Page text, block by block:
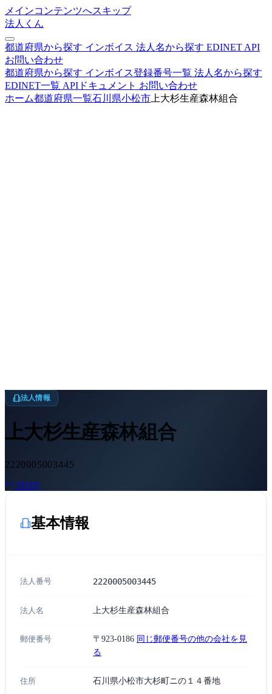
メインコンテンツへスキップ
法人くん
都道府県から探す インボイス 法人名から探す EDINET API
お問い合わせ
都道府県から探す インボイス登録番号一覧 法人名から探す
EDINET一覧 APIドキュメント お問い合わせ
ホーム都道府県一覧石川県小松市 上大杉生産森林組合
法人情報
上大杉生産森林組合
2220005003445
JSON
基本情報
法人番号 2220005003445
法人名 上大杉生産森林組合
郵便番号 〒923-0186 同じ郵便番号の他の会社を見
る
住所 石川県小松市大杉町ニの１４番地